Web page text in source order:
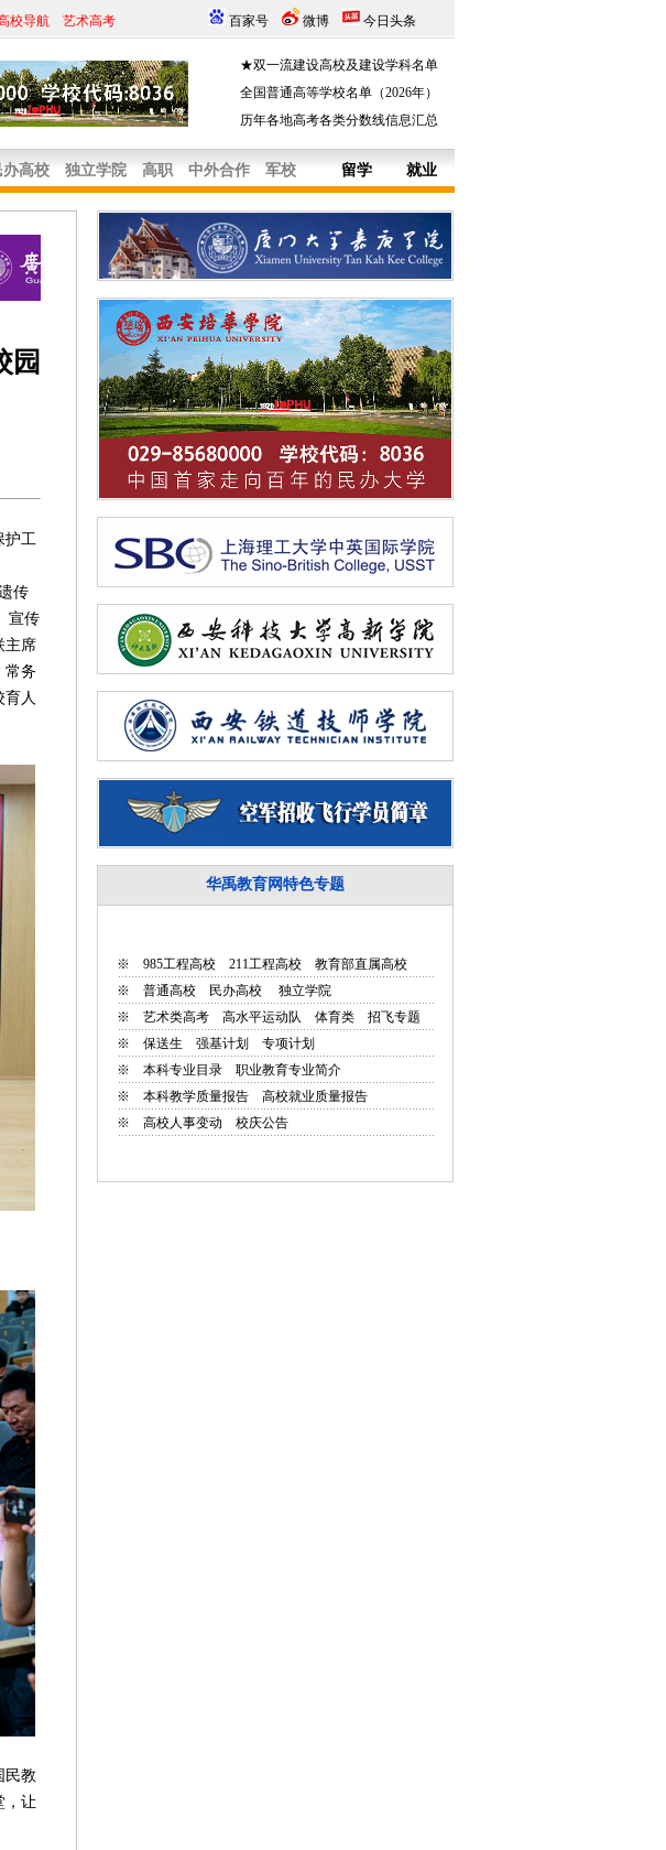
校导航 艺术高考 百家号 微博 今日头条
★双一流建设高校及建设学科名单
全国普通高等学校名单（2026年）
历年各地高考各类分数线信息汇总
办高校 独立学院 高职 中外合作 军校 留学 就业
园
护工
传
宣传
主席
常务
育人
民教
，让
华禹教育网特色专题
※ 985工程高校 211工程高校
教育部直属高校
※ 普通高校 民办高校
独立学院
※ 艺术类高考 高水平运动队 体育类
招飞专题
※ 保送生 强基计划
专项计划
※ 本科专业目录
职业教育专业简介
※ 本科教学质量报告
高校就业质量报告
※ 高校人事变动 校庆公告